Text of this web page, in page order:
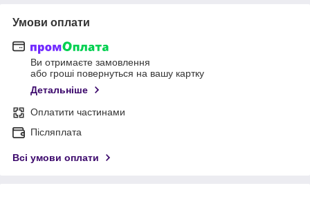
Умови оплати
Ви отримаєте замовлення
або гроші повернуться на вашу картку
Детальніше
Оплатити частинами
Післяплата
Всі умови оплати